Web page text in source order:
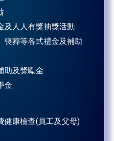
及人人有獎抽獎活動
喪葬等各式禮金及補助
助及獎勵金
金
健康檢查(員工及父母)